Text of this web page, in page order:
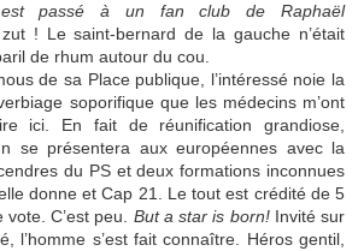
est passé à un fan club de Raphaël
! Le saint-bernard de la gauche n’était
de rhum autour du cou.
de sa Place publique, l’intéressé noie la
soporifique que les médecins m’ont
ici. En fait de réunification grandiose,
se présentera aux européennes avec la
du PS et deux formations inconnues
donne et Cap 21. Le tout est crédité de 5
C’est peu. But a star is born!Invité sur
l’homme s’est fait connaître. Héros gentil,